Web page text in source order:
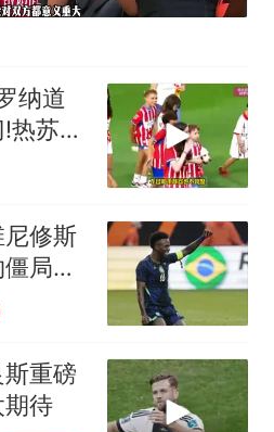
纳道
热苏斯
修斯
局或
重磅
待